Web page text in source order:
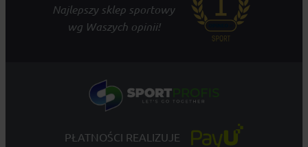
Najlepszy sklep sportowy
wg Waszych opinii!
PŁATNOŚCI REALIZUJE